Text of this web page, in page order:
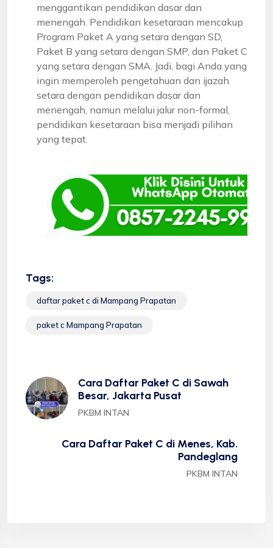
menggantikan pendidikan dasar dan
menengah. Pendidikan kesetaraan mencakup
Program Paket A yang setara dengan SD,
Paket B yang setara dengan SMP, dan Paket C
yang setara dengan SMA. Jadi, bagi Anda yang
ingin memperoleh pengetahuan dan ijazah
setara dengan pendidikan dasar dan
menengah, namun melalui jalur non-formal,
pendidikan kesetaraan bisa menjadi pilihan
yang tepat.
Tags:
daftar paket c di Mampang Prapatan
paket c Mampang Prapatan
Cara Daftar Paket C di Sawah
Besar, Jakarta Pusat
PKBM INTAN
Cara Daftar Paket C di Menes, Kab.
Pandeglang
PKBM INTAN